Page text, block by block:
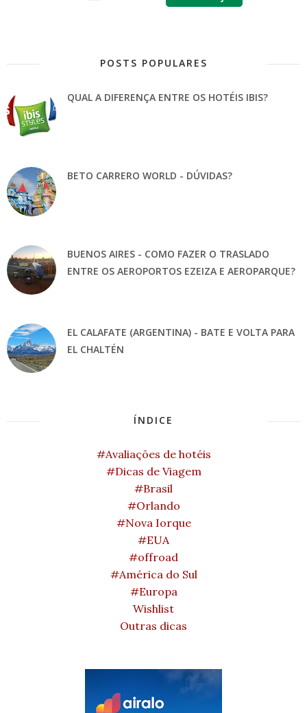
POSTS POPULARES
QUAL A DIFERENÇA ENTRE OS HOTÉIS IBIS?
BETO CARRERO WORLD - DÚVIDAS?
BUENOS AIRES - COMO FAZER O TRASLADO
ENTRE OS AEROPORTOS EZEIZA E AEROPARQUE?
EL CALAFATE (ARGENTINA) - BATE E VOLTA PARA
EL CHALTÉN
ÍNDICE
#Avaliações de hotéis
#Dicas de Viagem
#Brasil
#Orlando
#Nova Iorque
#EUA
#offroad
#América do Sul
#Europa
Wishlist
Outras dicas